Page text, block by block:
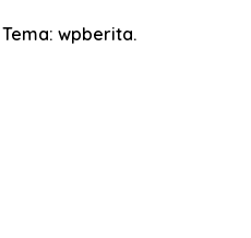
Tema: wpberita.